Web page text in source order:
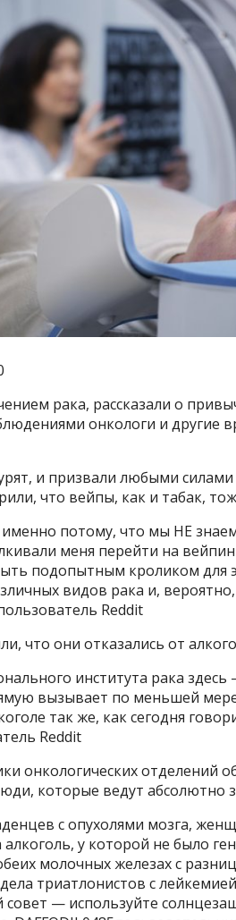
рака, рассказали о
онкологи и другие
и призвали любыми
что вейпы, как и табак,
потому, что мы НЕ
меня перейти на
подопытным кроликом для
видов рака и, вероятно,
Reddit
что они отказались от
института рака
вызывает по меньшей
так же, как сегодня
Reddit
онкологических отделений
которые ведут абсолютно
с опухолями мозга,
у которой не было
молочных железах с
триатлонистов с
— используйте